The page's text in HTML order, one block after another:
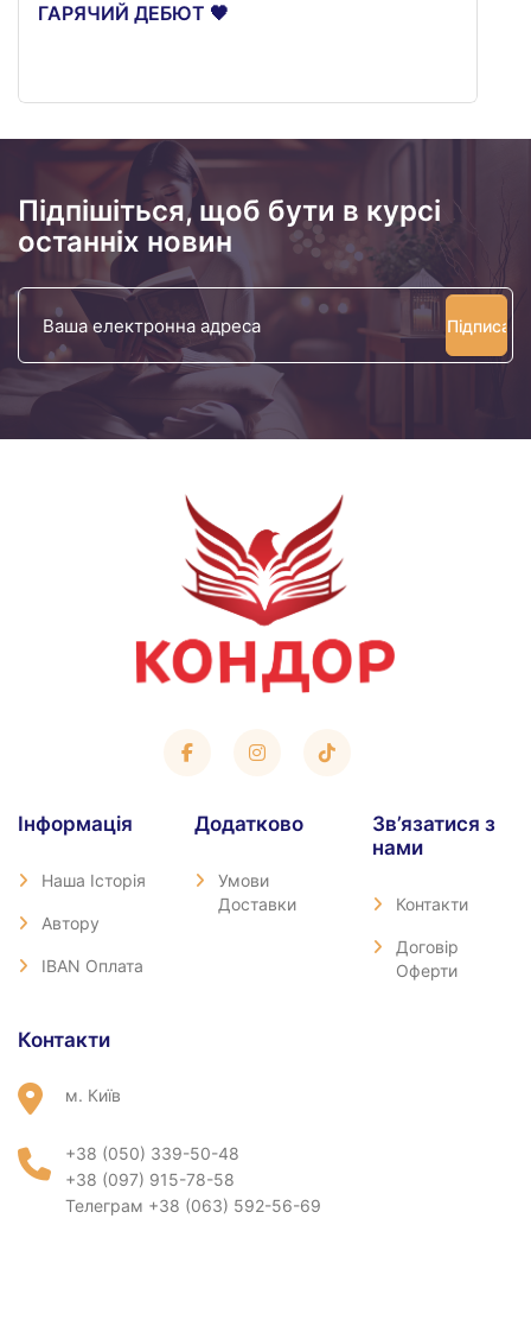
ГАРЯЧИЙ ДЕБЮТ 🖤
Підпішіться, щоб бути в курсі
останніх новин
Ваша
електронна
Iнформація
Наша Історія
Автору
IBAN Оплата
Додатково
Умови
Доставки
Зв’язатися з
нами
Контакти
Договір
Оферти
Контакти
м. Київ
+38 (050) 339-50-48
+38 (097) 915-78-58
Телеграм +38 (063) 592-56-69